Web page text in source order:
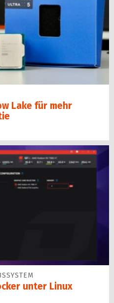
Lake für mehr
unter Linux